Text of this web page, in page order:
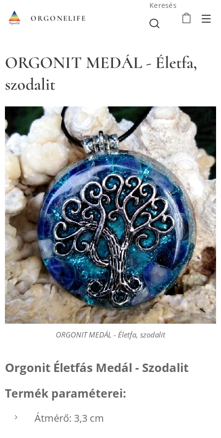
ORGONELIFE
Keresés
ORGONIT MEDÁL - Életfa,
szodalit
ORGONIT MEDÁL - Életfa, szodalit
Orgonit Életfás Medál - Szodalit
Termék paraméterei:
Átmérő: 3,3 cm